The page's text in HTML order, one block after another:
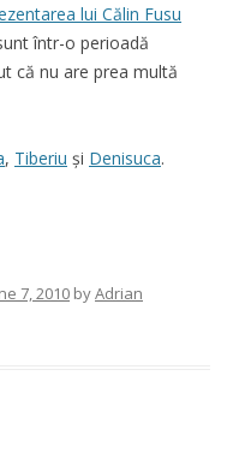
lui Călin Fusu
într-o perioadă
că nu are prea multă
, Tiberiu și Denisuca.
7, 2010 byAdrian